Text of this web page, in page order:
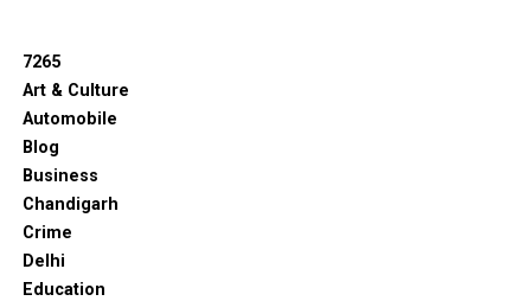
7265
Art & Culture
Automobile
Blog
Business
Chandigarh
Crime
Delhi
Education